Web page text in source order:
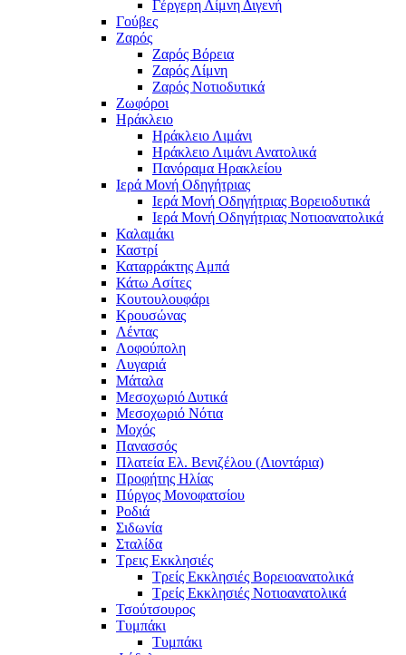
Γέργερη Λίμνη Διγενή
Γούβες
Ζαρός
Ζαρός Βόρεια
Ζαρός Λίμνη
Ζαρός Νοτιοδυτικά
Ζωφόροι
Ηράκλειο
Ηράκλειο Λιμάνι
Ηράκλειο Λιμάνι Ανατολικά
Πανόραμα Ηρακλείου
Ιερά Μονή Οδηγήτριας
Ιερά Μονή Οδηγήτριας Βορειοδυτικά
Ιερά Μονή Οδηγήτριας Νοτιοανατολικά
Καλαμάκι
Καστρί
Καταρράκτης Αμπά
Κάτω Ασίτες
Κουτουλουφάρι
Κρουσώνας
Λέντας
Λοφούπολη
Λυγαριά
Μάταλα
Μεσοχωριό Δυτικά
Μεσοχωριό Νότια
Μοχός
Πανασσός
Πλατεία Ελ. Βενιζέλου (Λιοντάρια)
Προφήτης Ηλίας
Πύργος Μονοφατσίου
Ροδιά
Σιδωνία
Σταλίδα
Τρεις Εκκλησιές
Τρείς Εκκλησιές Βορειοανατολικά
Τρείς Εκκλησιές Νοτιοανατολικά
Τσούτσουρος
Τυμπάκι
Τυμπάκι